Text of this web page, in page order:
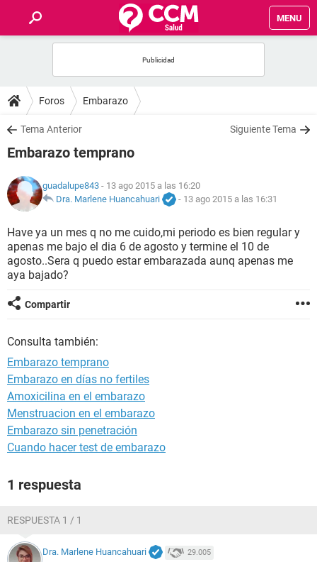
MENU
FOROS
SALUD
NUTRICIÓN
BIENESTAR
SEXUALIDAD
GLOSARIO
Foros Embarazo
Tema Anterior Siguiente Tema
Embarazo temprano
guadalupe843 - 13 ago 2015 a las 16:20
Dra. Marlene Huancahuari
- 13 ago 2015 a las 16:31
Have ya un mes q no me cuido,mi periodo es bien regular y
apenas me bajo el dia 6 de agosto y termine el 10 de
agosto..Sera q puedo estar embarazada aunq apenas me
aya bajado?
Compartir
Consulta también:
Embarazo temprano
Embarazo en días no fertiles
Amoxicilina en el embarazo
Menstruacion en el embarazo
Embarazo sin penetración
Cuando hacer test de embarazo
1 respuesta
RESPUESTA 1 / 1
Dra. Marlene Huancahuari 29.005